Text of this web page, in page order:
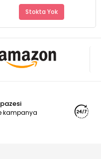
Stokta Yok
kampanya